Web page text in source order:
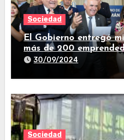
Sociedad
El Gobierno entregó
más de 200
provincia
30/09/2024
Sociedad